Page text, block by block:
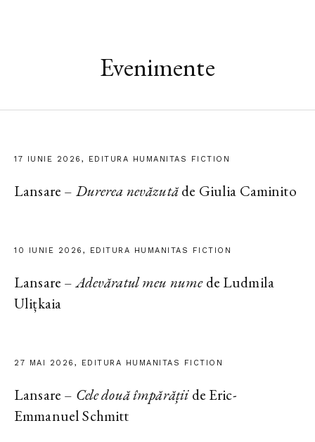
Evenimente
17 IUNIE 2026, EDITURA HUMANITAS FICTION
Lansare – Durerea nevăzutăde Giulia Caminito
10 IUNIE 2026, EDITURA HUMANITAS FICTION
Lansare –Adevăratul meu numede Ludmila
Ulițkaia
27 MAI 2026, EDITURA HUMANITAS FICTION
Lansare – Cele două împărățiide Eric-
Emmanuel Schmitt